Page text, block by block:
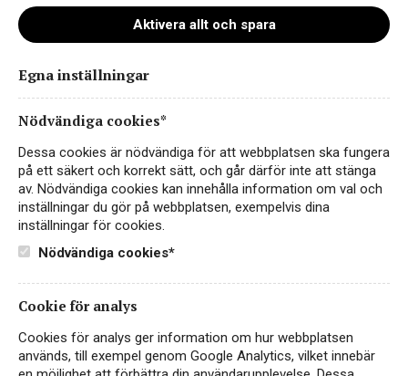
sara-hedlund-1
Instagram
Facebook
Aktivera allt och spara
Egna inställningar
Nödvändiga cookies*
Dessa cookies är nödvändiga för att webbplatsen ska fungera
på ett säkert och korrekt sätt, och går därför inte att stänga
av. Nödvändiga cookies kan innehålla information om val och
inställningar du gör på webbplatsen, exempelvis dina
inställningar för cookies.
Nödvändiga cookies*
Cookie för analys
Cookies för analys ger information om hur webbplatsen
används, till exempel genom Google Analytics, vilket innebär